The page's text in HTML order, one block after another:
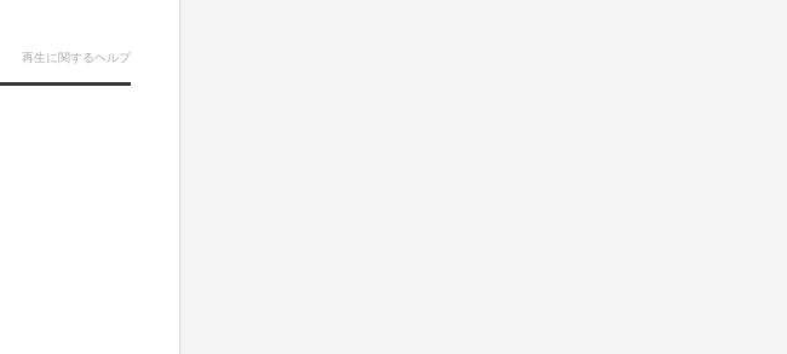
再生に関するヘルプ